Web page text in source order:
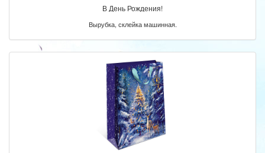
В День Рождения!
Вырубка, склейка машинная.